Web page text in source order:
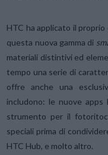
HTC ha applicato il
questa nuova gamma di
materiali distintivi ed
tempo una serie di
offre anche una
includono: le nuove
strumento per il
speciali prima di
HTC Hub, e molto altro.